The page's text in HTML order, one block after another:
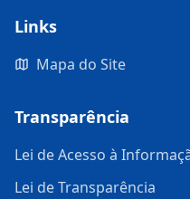
Links
Mapa do Site
Transparência
Lei de Acesso à
Lei de Transparência